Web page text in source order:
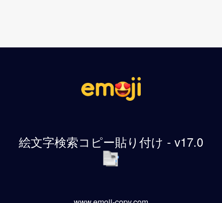
絵文字検索コピー貼り付け - v17.0